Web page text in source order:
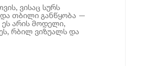
ვისაც სურს
თბილი განწყობა —
არის მოდელი,
რბილ ვიზუალს და